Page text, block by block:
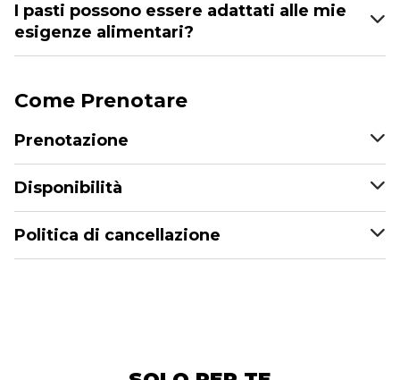
I pasti possono essere adattati alle mie
esigenze alimentari?
Come Prenotare
Prenotazione
Disponibilità
Politica di cancellazione